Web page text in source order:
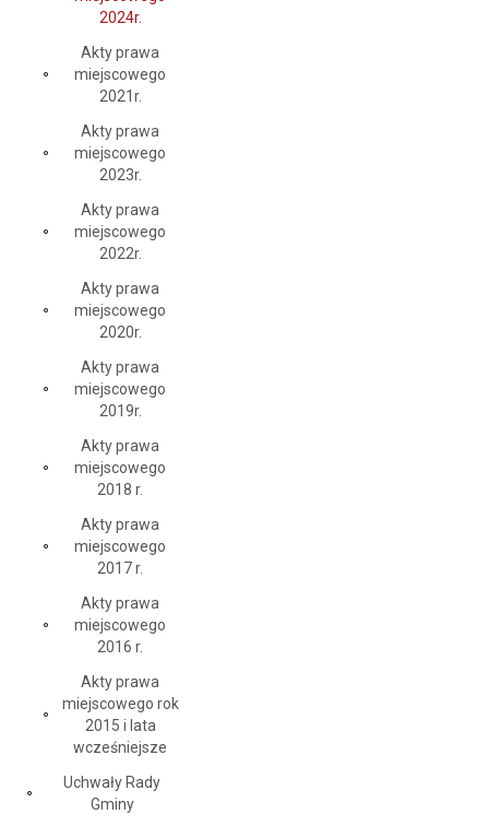
2024r.
Akty prawa
miejscowego
2021r.
Akty prawa
miejscowego
2023r.
Akty prawa
miejscowego
2022r.
Akty prawa
miejscowego
2020r.
Akty prawa
miejscowego
2019r.
Akty prawa
miejscowego
2018 r.
Akty prawa
miejscowego
2017 r.
Akty prawa
miejscowego
2016 r.
Akty prawa
miejscowego rok
2015 i lata
wcześniejsze
Uchwały Rady
Gminy